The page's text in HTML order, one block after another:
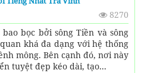
8270
bọc bởi sông Tiền và sông
khá đa dạng với hệ thống
mông. Bên cạnh đó, nơi này
tuyệt đẹp kéo dài, tạo...